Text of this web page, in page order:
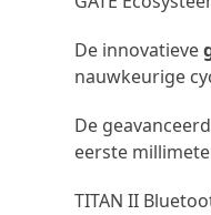
De innovatieve
nauwkeurige
De
eerste
TITAN II